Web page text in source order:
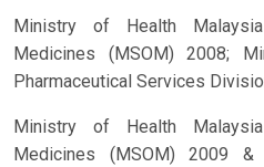
Ministry of Health
Medicines (MSOM) 2008;
Pharmaceutical Services
Ministry of Health
Medicines (MSOM) 2009